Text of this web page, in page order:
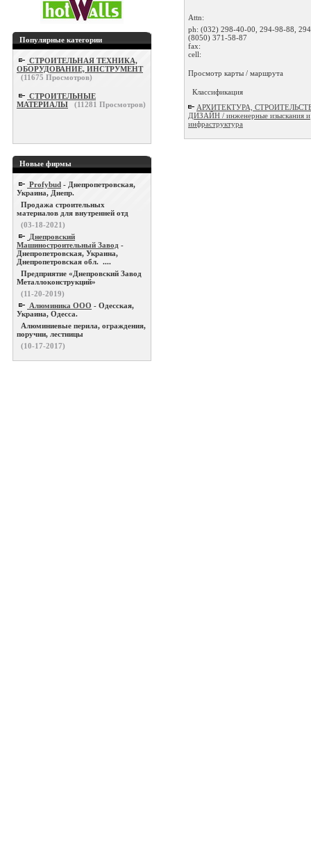
Популярные категории
СТРОИТЕЛЬНАЯ ТЕХНИКА,
ОБОРУДОВАНИЕ, ИНСТРУМЕНТ
(11675 Просмотров)
СТРОИТЕЛЬНЫЕ
МАТЕРИАЛЫ
(11281 Просмотров)
Новые фирмы
Profybud - Днепропетровская,
Украина, Днепр.
Продажа строительных
материалов для внутренней отд
(03-18-2021)
Днепровский
Машиностроительный Завод -
Днепропетровская, Украина,
Днепропетровская обл. ....
Предприятие «Днепровский Завод
Металлоконструкций»
(11-20-2019)
Алюминика ООО - Одесская,
Украина, Одесса.
Алюминиевые перила, ограждения,
поручни, лестницы
(10-17-2017)
Attn:
ph: (032) 298-40-00, 294-98-88,
(8050) 371-58-87
fax:
cell:
Просмотр карты / маршрута
Классификация
АРХИТЕКТУРА,
ДИЗАЙН / инженерные изыскания и
инфраструктура